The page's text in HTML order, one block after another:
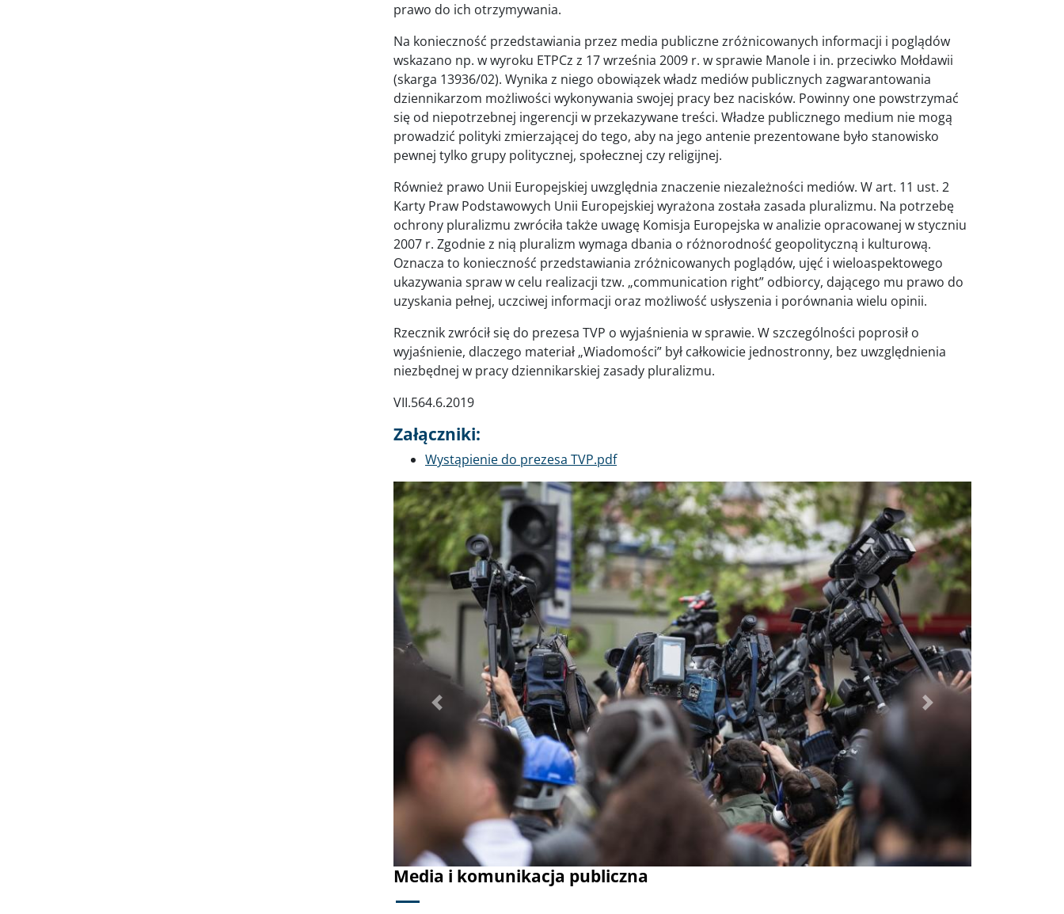
prawo do ich otrzymywania.
Na konieczność przedstawiania przez media publiczne zróżnicowanych informacji i poglądów
wskazano np. w wyroku ETPCz z 17 września 2009 r. w sprawie Manole i in. przeciwko Mołdawii
(skarga 13936/02). Wynika z niego obowiązek władz mediów publicznych zagwarantowania
dziennikarzom możliwości wykonywania swojej pracy bez nacisków. Powinny one powstrzymać
się od niepotrzebnej ingerencji w przekazywane treści. Władze publicznego medium nie mogą
prowadzić polityki zmierzającej do tego, aby na jego antenie prezentowane było stanowisko
pewnej tylko grupy politycznej, społecznej czy religijnej.
Również prawo Unii Europejskiej uwzględnia znaczenie niezależności mediów. W art. 11 ust. 2
Karty Praw Podstawowych Unii Europejskiej wyrażona została zasada pluralizmu. Na potrzebę
ochrony pluralizmu zwróciła także uwagę Komisja Europejska w analizie opracowanej w styczniu
2007 r. Zgodnie z nią pluralizm wymaga dbania o różnorodność geopolityczną i kulturową.
Oznacza to konieczność przedstawiania zróżnicowanych poglądów, ujęć i wieloaspektowego
ukazywania spraw w celu realizacji tzw. „communication right” odbiorcy, dającego mu prawo do
uzyskania pełnej, uczciwej informacji oraz możliwość usłyszenia i porównania wielu opinii.
Rzecznik zwrócił się do prezesa TVP o wyjaśnienia w sprawie. W szczególności poprosił o
wyjaśnienie, dlaczego materiał „Wiadomości” był całkowicie jednostronny, bez uwzględnienia
niezbędnej w pracy dziennikarskiej zasady pluralizmu.
VII.564.6.2019
Załączniki:
Dokument
Wystąpienie do prezesa TVP.pdf
Media i komunikacja publiczna
Poprzednie Dalej